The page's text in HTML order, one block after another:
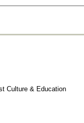
Culture & Education